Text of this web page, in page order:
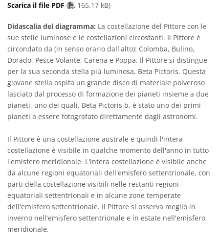
Scarica il file PDF ( PDF file
165.17 kB)
Didascalia del diagramma: La costellazione del Pittore con le
sue stelle luminose e le costellazioni circostanti. Il Pittore è
circondato da (in senso orario dall'alto): Colomba, Bulino,
Dorado, Pesce Volante, Carena e Poppa. Il Pittore si distingue
per la sua seconda stella più luminosa, Beta Pictoris. Questa
giovane stella ospita un grande disco di materiale polveroso
lasciato dal processo di formazione dei pianeti insieme a due
pianeti, uno dei quali, Beta Pictoris b, è stato uno dei primi
pianeti a essere fotografato direttamente dagli astronomi.
Il Pittore è una costellazione australe e quindi l'intera
costellazione è visibile in qualche momento dell'anno in tutto
l'emisfero meridionale. L'intera costellazione è visibile anche
da alcune regioni equatoriali dell'emisfero settentrionale, con
parti della costellazione visibili nelle restanti regioni
equatoriali settentrionali e in alcune zone temperate
dell'emisfero settentrionale. Il Pittore si osserva meglio in
inverno nell'emisfero settentrionale e in estate nell'emisfero
meridionale.